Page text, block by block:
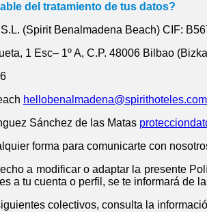
del tratamiento de tus datos?
(Spirit Benalmadena Beach) CIF:
1 Esc– 1º A, C.P. 48006 Bilbao
hellobenalmadena@spirithoteles.com
Sánchez de las Matas
forma para comunicarte con
a modificar o adaptar la presente
a tu cuenta o perfil, se te informará de
colectivos, consulta la